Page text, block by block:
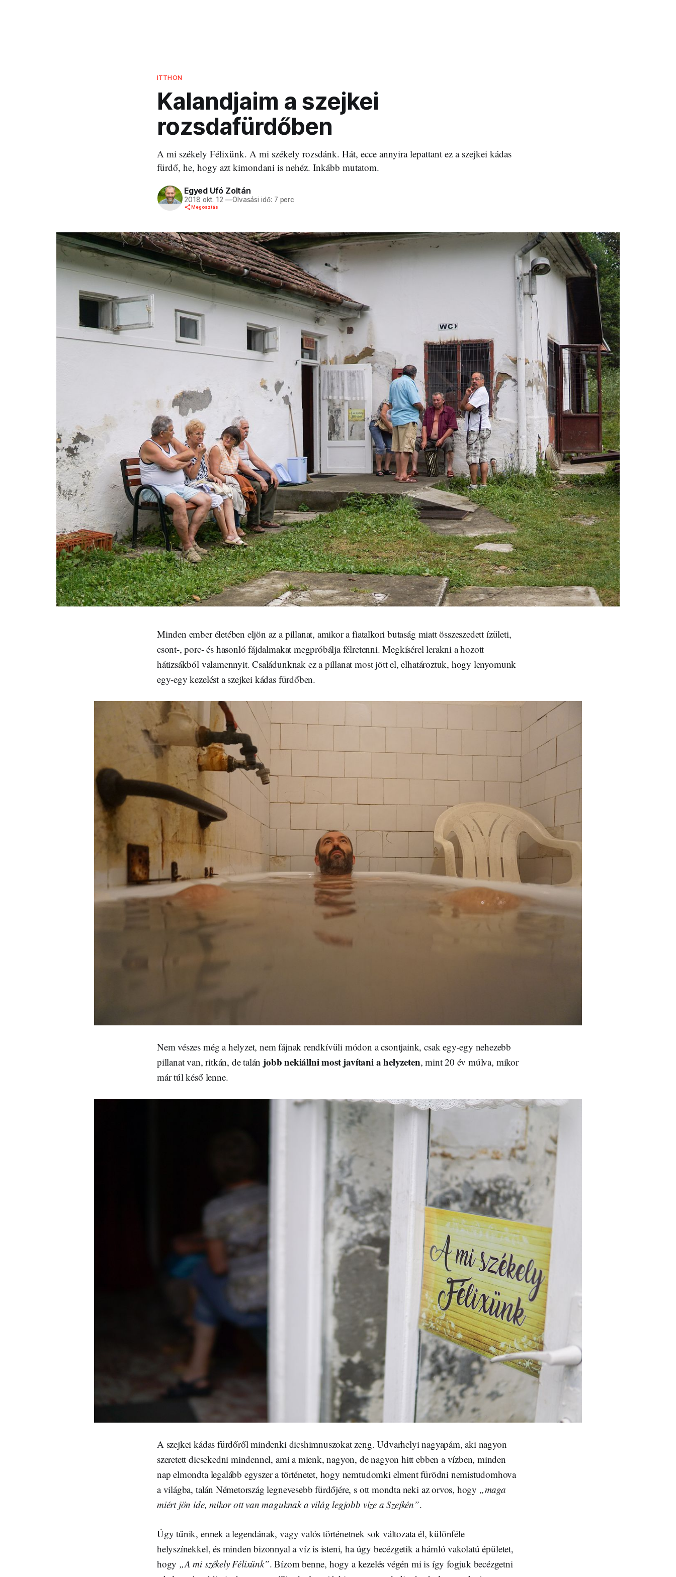
ITTHON
Kalandjaim a szejkei
rozsdafürdőben
A mi székely Félixünk. A mi székely rozsdánk. Hát, ecce annyira lepattant ez a szejkei kádas
fürdő, he, hogy azt kimondani is nehéz. Inkább mutatom.
Egyed Ufó Zoltán
2018 okt. 12 —Olvasási idő: 7 perc
Megosztás
Minden ember életében eljön az a pillanat, amikor a fiatalkori butaság miatt összeszedett ízületi,
csont-, porc- és hasonló fájdalmakat megpróbálja félretenni. Megkísérel lerakni a hozott
hátizsákból valamennyit. Családunknak ez a pillanat most jött el, elhatároztuk, hogy lenyomunk
egy-egy kezelést a szejkei kádas fürdőben.
Nem vészes még a helyzet, nem fájnak rendkívüli módon a csontjaink, csak egy-egy nehezebb
pillanat van, ritkán, de talán jobb nekiállni most javítani a helyzeten, mint 20 év múlva, mikor
már túl késő lenne.
A szejkei kádas fürdőről mindenki dicshimnuszokat zeng. Udvarhelyi nagyapám, aki nagyon
szeretett dicsekedni mindennel, ami a mienk, nagyon, de nagyon hitt ebben a vízben, minden
nap elmondta legalább egyszer a történetet, hogy nemtudomki elment fürödni nemistudomhova
a világba, talán Németország legnevesebb fürdőjére, s ott mondta neki az orvos, hogy „maga
miért jön ide, mikor ott van maguknak a világ legjobb vize a Szejkén”.
Úgy tűnik, ennek a legendának, vagy valós történetnek sok változata él, különféle
helyszínekkel, és minden bizonnyal a víz is isteni, ha úgy becézgetik a hámló vakolatú épületet,
hogy „A mi székely Félixünk”. Bízom benne, hogy a kezelés végén mi is így fogjuk becézgetni